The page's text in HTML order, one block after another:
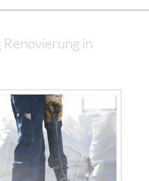
Renovierung in